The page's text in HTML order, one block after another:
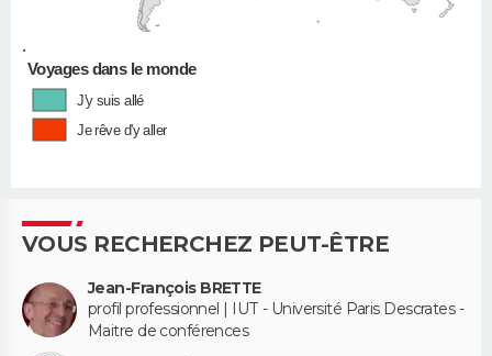
•
Voyages dans le monde
J'y suis allé
Je rêve d'y aller
VOUS RECHERCHEZ PEUT-ÊTRE
Jean-François BRETTE
profil professionnel | IUT - Université Paris Descrates -
Maitre de conférences